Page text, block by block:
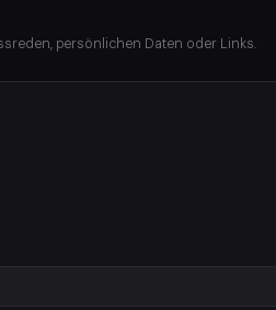
persönlichen Daten oder Links.